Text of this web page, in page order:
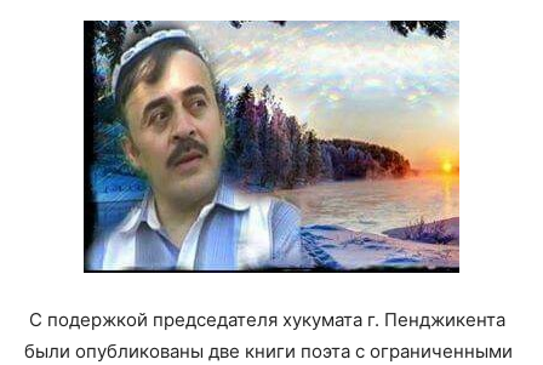
С подержкой председателя хукумата г. Пенджикента
были опубликованы две книги поэта с ограниченными